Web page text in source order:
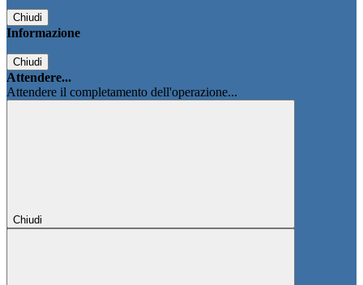
Chiudi
Informazione
Chiudi
Attendere...
Attendere il completamento dell'operazione...
Chiudi